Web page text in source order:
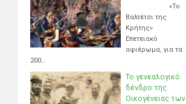
«Το
Βαλτέτσι της
Κρήτης»
Επετειακό
αφιέρωμα, για τα
200…
Το γενεαλογικό
δένδρο της
Οικογένειας των